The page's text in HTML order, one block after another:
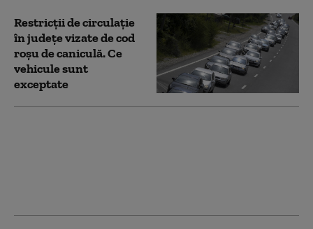
Restricţii de circulaţie
în județe vizate de cod
roşu de caniculă. Ce
vehicule sunt
exceptate